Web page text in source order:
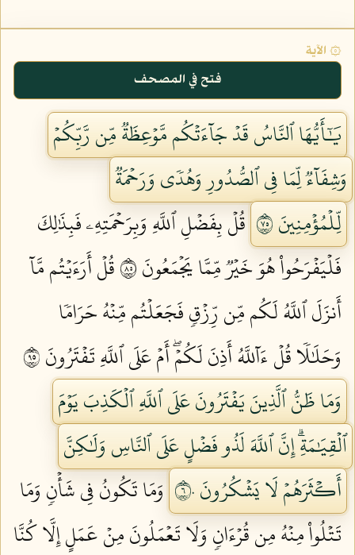
۞ الآية
فتح في المصحف
يَٰٓأَيُّهَا ٱلنَّاسُ قَدۡ جَآءَتۡكُم مَّوۡعِظَةٞ مِّن رَّبِّكُمۡ
وَشِفَآءٞ لِّمَا فِي ٱلصُّدُورِ وَهُدٗى وَرَحۡمَةٞ
لِّلۡمُؤۡمِنِينَ ٥٧
قُلۡ بِفَضۡلِ ٱللَّهِ وَبِرَحۡمَتِهِۦ فَبِذَٰلِكَ
فَلۡيَفۡرَحُواْ هُوَ خَيۡرٞ مِّمَّا يَجۡمَعُونَ ٥٨
قُلۡ أَرَءَيۡتُم مَّآ
أَنزَلَ ٱللَّهُ لَكُم مِّن رِّزۡقٖ فَجَعَلۡتُم مِّنۡهُ حَرَامٗا
وَحَلَٰلٗا قُلۡ ءَآللَّهُ أَذِنَ لَكُمۡۖ أَمۡ عَلَى ٱللَّهِ تَفۡتَرُونَ ٥٩
وَمَا ظَنُّ ٱلَّذِينَ يَفۡتَرُونَ عَلَى ٱللَّهِ ٱلۡكَذِبَ يَوۡمَ
ٱلۡقِيَٰمَةِۗ إِنَّ ٱللَّهَ لَذُو فَضۡلٍ عَلَى ٱلنَّاسِ وَلَٰكِنَّ
أَكۡثَرَهُمۡ لَا يَشۡكُرُونَ ٦٠
وَمَا تَكُونُ فِي شَأۡنٖ وَمَا
تَتۡلُواْ مِنۡهُ مِن قُرۡءَانٖ وَلَا تَعۡمَلُونَ مِنۡ عَمَلٍ إِلَّا كُنَّا